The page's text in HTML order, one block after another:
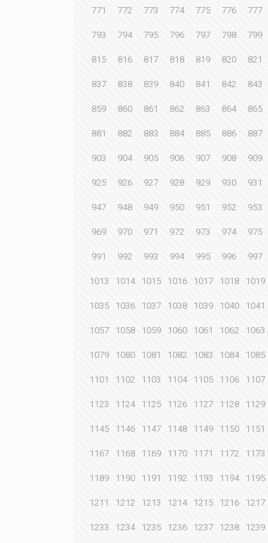
771 772 773 774 775 776 777
793 794 795 796 797 798 799
815 816 817 818 819 820 821
837 838 839 840 841 842 843
859 860 861 862 863 864 865
881 882 883 884 885 886 887
903 904 905 906 907 908 909
925 926 927 928 929 930 931
947 948 949 950 951 952 953
969 970 971 972 973 974 975
991 992 993 994 995 996 997
1013 1014 1015 1016 1017 1018 1019
1035 1036 1037 1038 1039 1040 1041
1057 1058 1059 1060 1061 1062 1063
1079 1080 1081 1082 1083 1084 1085
1101 1102 1103 1104 1105 1106 1107
1123 1124 1125 1126 1127 1128 1129
1145 1146 1147 1148 1149 1150 1151
1167 1168 1169 1170 1171 1172 1173
1189 1190 1191 1192 1193 1194 1195
1211 1212 1213 1214 1215 1216 1217
1233 1234 1235 1236 1237 1238 1239